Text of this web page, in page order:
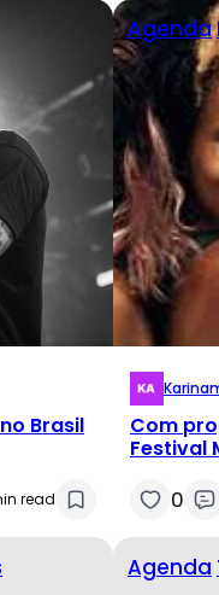
Brasil
read
Agenda
Com
Festival
0
Agenda